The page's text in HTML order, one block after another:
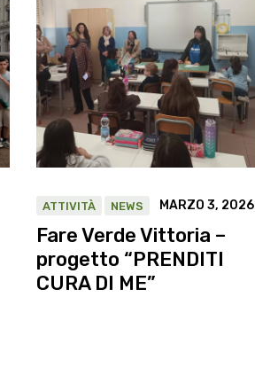
ATTIVITÀ NEWS MARZO 3, 2026
Fare Verde Vittoria –
progetto “PRENDITI
CURA DI ME”